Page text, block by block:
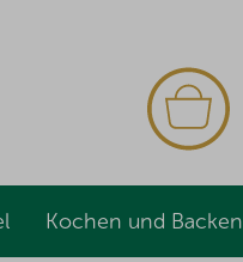
Kochen und Backen